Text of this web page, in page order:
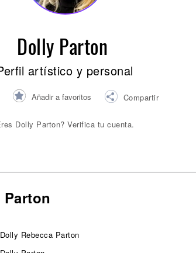
Dolly Parton
artístico y personal
Añadir a favoritos Compartir
Dolly Parton? Verifica tu cuenta.
Dolly Rebecca Parton